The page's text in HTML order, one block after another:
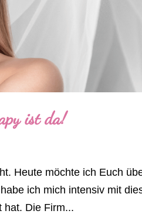
ist da!
Heute möchte ich Euch
ich mich intensiv mit
hat. Die Firm...